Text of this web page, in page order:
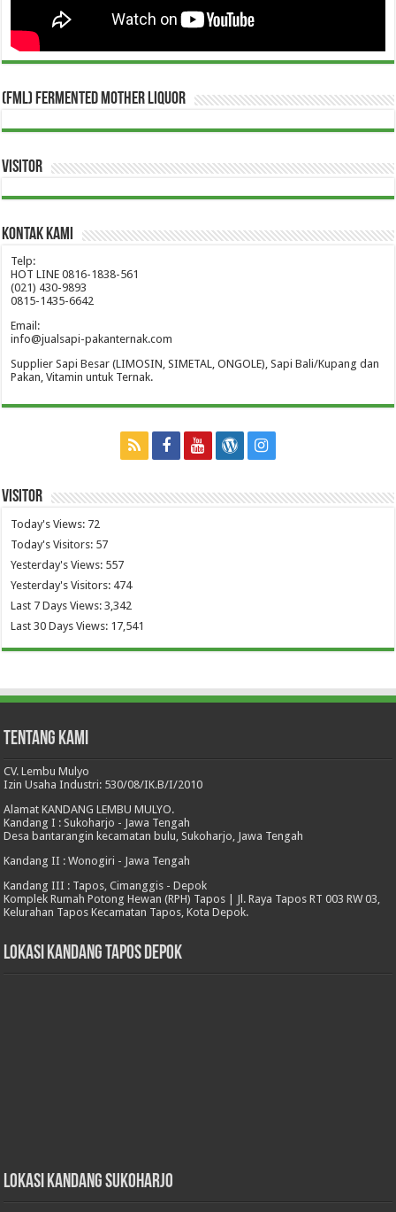
(FML) Fermented Mother Liquor
Visitor
Kontak Kami
Telp:
HOT LINE 0816-1838-561
(021) 430-9893
0815-1435-6642
Email:
info@jualsapi-pakanternak.com
Supplier Sapi Besar (LIMOSIN, SIMETAL, ONGOLE), Sapi Bali/Kupang dan
Pakan, Vitamin untuk Ternak.
Visitor
Today's Views: 72
Today's Visitors: 57
Yesterday's Views: 557
Yesterday's Visitors: 474
Last 7 Days Views:3,342
Last 30 Days Views: 17,541
Tentang Kami
CV. Lembu Mulyo
Izin Usaha Industri: 530/08/IK.B/I/2010
Alamat KANDANG LEMBU MULYO.
Kandang I : Sukoharjo - Jawa Tengah
Desa bantarangin kecamatan bulu, Sukoharjo, Jawa Tengah
Kandang II : Wonogiri - Jawa Tengah
Kandang III : Tapos, Cimanggis - Depok
Komplek Rumah Potong Hewan (RPH) Tapos | Jl. Raya Tapos RT 003 RW 03,
Kelurahan Tapos Kecamatan Tapos, Kota Depok.
Lokasi Kandang Tapos Depok
Lokasi Kandang Sukoharjo